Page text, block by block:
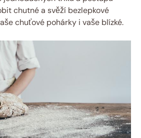
chutné a ‌svěží bezlepkové
chuťové​ pohárky i vaše blízké.